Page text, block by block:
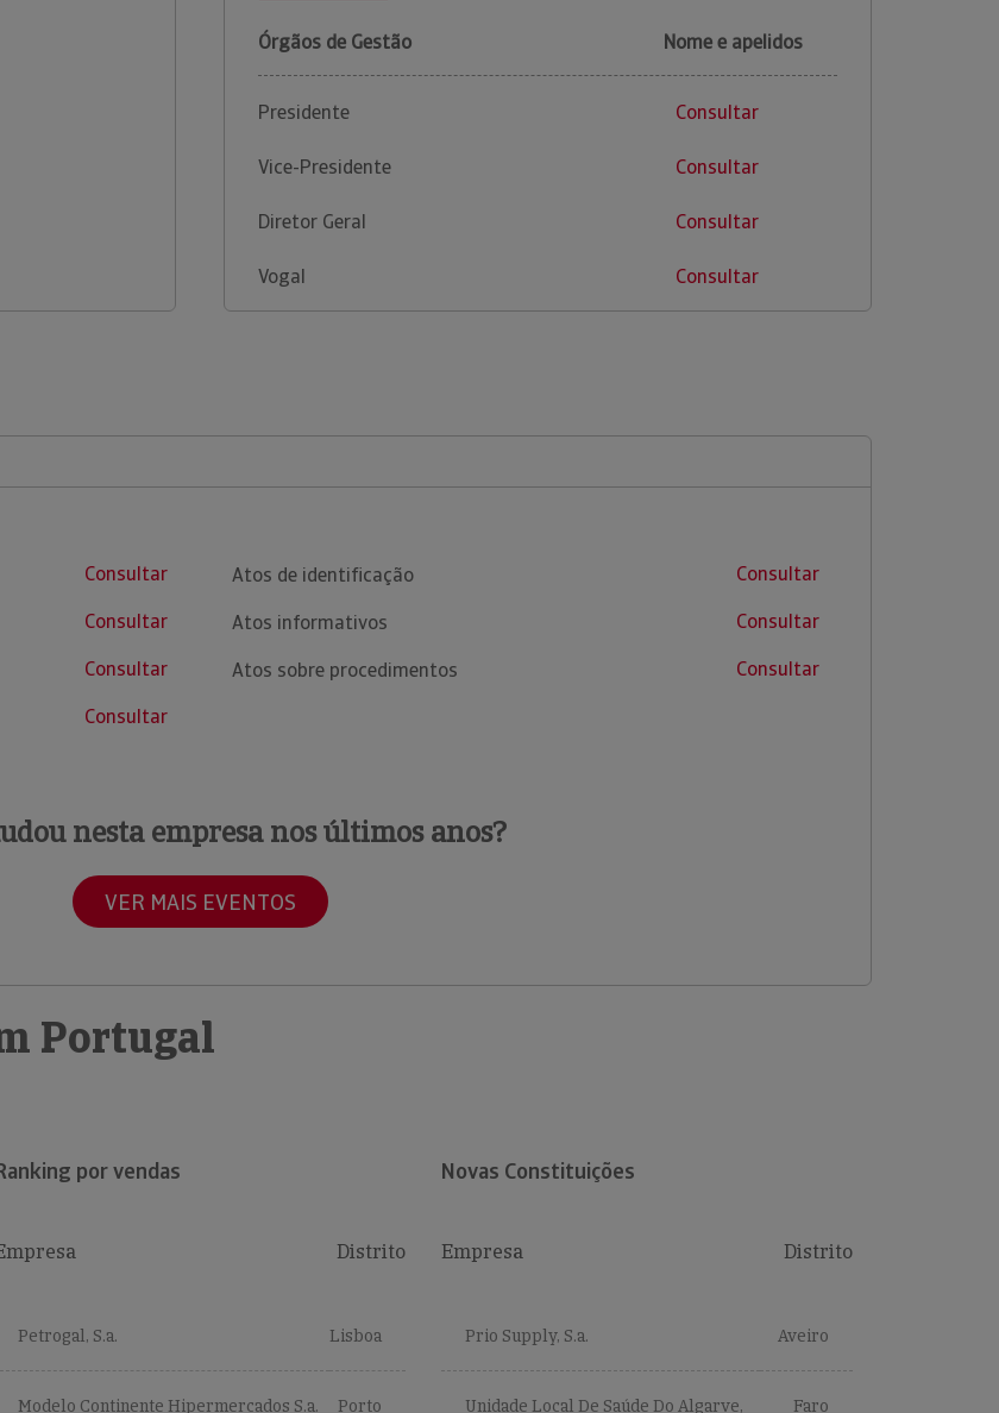
Órgãos de Gestão Nome e apelidos
Presidente Consultar
Vice-Presidente Consultar
Diretor Geral Consultar
Vogal Consultar
Consultar
Consultar
Consultar
Consultar
Atos de identificação
Consultar
Atos informativos
Consultar
Atos sobre procedimentos
Consultar
nesta empresa nos últimos anos?
VER MAIS EVENTOS
Portugal
por vendas
Distrito
Petrogal, S.a. Lisboa
Modelo Continente Hipermercados S.a. Porto
Novas Constituições
Empresa Distrito
Prio Supply, S.a. Aveiro
Unidade Local De Saúde Do Algarve, Faro